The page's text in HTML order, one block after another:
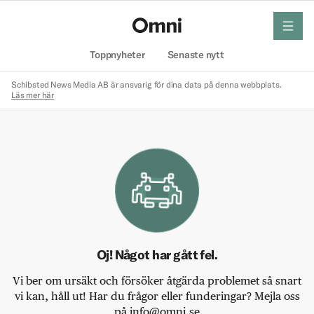
Toppnyheter Senaste nytt
meny
Schibsted News Media AB är ansvarig för dina data på denna webbplats.
Läs mer här
Oj! Något har gått fel.
Vi ber om ursäkt och försöker åtgärda problemet så snart
vi kan, håll ut! Har du frågor eller funderingar? Mejla oss